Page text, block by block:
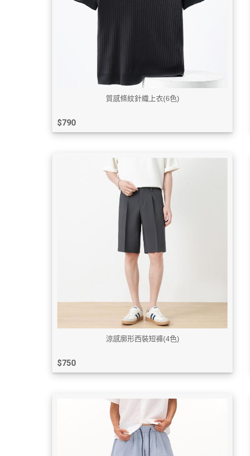
質感條紋針織上衣(6色)
$790
涼感廓形西裝短褲(4色)
$750